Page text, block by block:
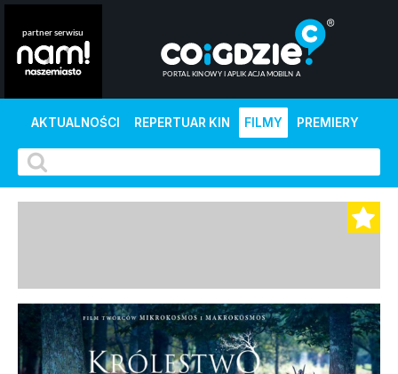
AKTUALNOŚCI REPERTUAR KIN FILMY PREMIERY